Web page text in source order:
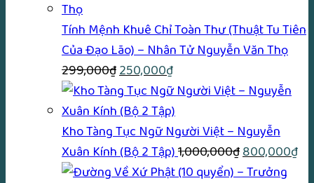
250,000₫.
Tính Mệnh Khuê Chỉ Toàn Thư (Thuật Tu Tiên
Của Đạo Lão) – Nhân Tử Nguyễn Văn Thọ
299,000₫Giá
gốc
là:
299,000₫.
250,000₫Giá
hiện
tại
là:
250,000₫.
Kho Tàng Tục Ngữ Người Việt – Nguyễn
Xuân Kính (Bộ 2 Tập)1,000,000₫Giá
gốc
800,000₫Giá